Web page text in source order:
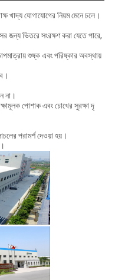
যোগাযোগের নিয়ম মেনে চলে।
জন্য ভিতরে সংরক্ষণ করা যেতে পারে,
শুষ্ক এবং পরিষ্কার অবস্থায়
না।
পোশাক এবং চোখের সুরক্ষা দৃ
পরামর্শ দেওয়া হয়।